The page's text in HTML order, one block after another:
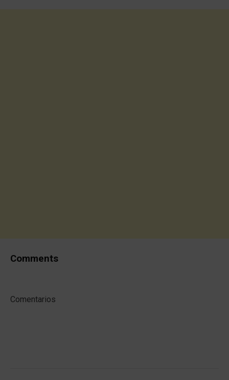
Comments
Comentarios